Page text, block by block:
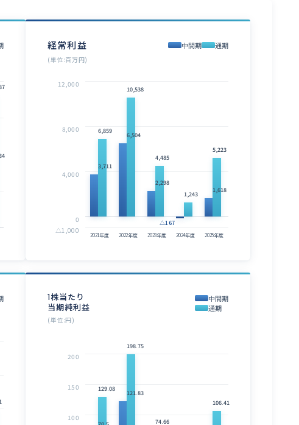
経常利益
(単位:百万円)
中間期 通期
12,000
8,000
4,000
0
△1,000
3,711
6,859
6,504
10,538
2,298
4,485
1,243
1,618
5,223
△167
2021年度 2022年度 2023年度 2024年度 2025年度
1株当たり
当期純利益
(単位:円)
中間期
通期
200
150
100
129.08
121.83
198.75
74.66
106.41